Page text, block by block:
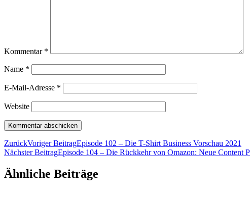
Kommentar *
Name *
E-Mail-Adresse *
Website
ZurückVoriger BeitragEpisode 102 – Die T-Shirt Business Vorschau 2021
Nächster BeitragEpisode 104 – Die Rückkehr von Omazon: Neue Content
Ähnliche Beiträge